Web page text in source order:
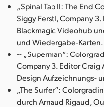
„Spinal Tap II: The End
Siggy Ferstl, Company
Blackmagic Videohub
und Wiedergabe-Karten.
-- „Superman“:
Company 3. Editor
Design Aufzeichnungs-
„The Surfer“:
durch Arnaud Rigaud,